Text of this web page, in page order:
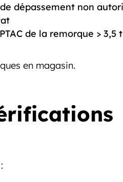
dépassement non
de la remorque > 3,5 t
en magasin.